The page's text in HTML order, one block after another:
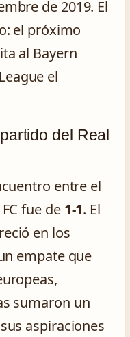
de 2019. El
el próximo
al Bayern
el
del Real
entre el
fue de 1-1. El
en los
empate que
sumaron un
aspiraciones